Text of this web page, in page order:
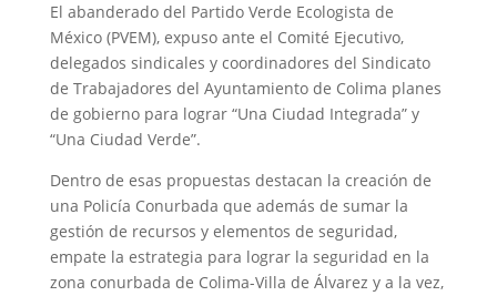
El abanderado del Partido Verde Ecologista de
México (PVEM), expuso ante el Comité Ejecutivo,
delegados sindicales y coordinadores del Sindicato
de Trabajadores del Ayuntamiento de Colima planes
de gobierno para lograr “Una Ciudad Integrada” y
“Una Ciudad Verde”.
Dentro de esas propuestas destacan la creación de
una Policía Conurbada que además de sumar la
gestión de recursos y elementos de seguridad,
empate la estrategia para lograr la seguridad en la
zona conurbada de Colima-Villa de Álvarez y a la vez,